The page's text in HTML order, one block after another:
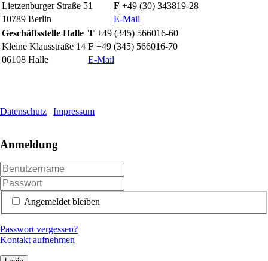
Lietzenburger Straße 51
F +49 (30) 343819-28
10789 Berlin
E-Mail
Geschäftsstelle Halle T +49 (345) 566016-60
Kleine Klausstraße 14 F +49 (345) 566016-70
06108 Halle
E-Mail
Datenschutz | Impressum
Anmeldung
Angemeldet bleiben
Passwort vergessen?
Kontakt aufnehmen